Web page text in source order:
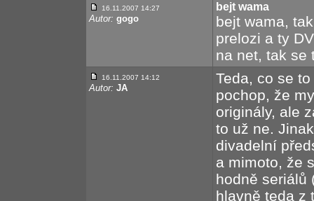
16.11.2007 14:27
Autor: gogo
bejt wama
bejt wama,
prelozi a ty
na net, tak se
16.11.2007 14:12
Autor: JA
Teda, co se
pochop, že
originály, ale
to už ne.
divadelní
a mimoto, že
hodně seriálů
hlavně teda z